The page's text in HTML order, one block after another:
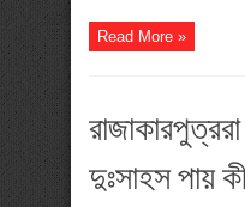
Read More »
দুঃসাহস পায়